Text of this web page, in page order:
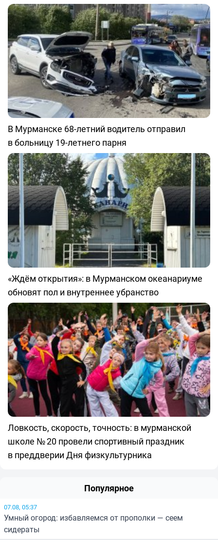
В Мурманске 68-летний водитель отправил
в больницу 19-летнего парня
«Ждём открытия»: в Мурманском океанариуме
обновят пол и внутреннее убранство
Ловкость, скорость, точность: в мурманской
школе № 20 провели спортивный праздник
в преддверии Дня физкультурника
Популярное
07.08, 05:37
Умный огород: избавляемся от прополки — сеем
сидераты